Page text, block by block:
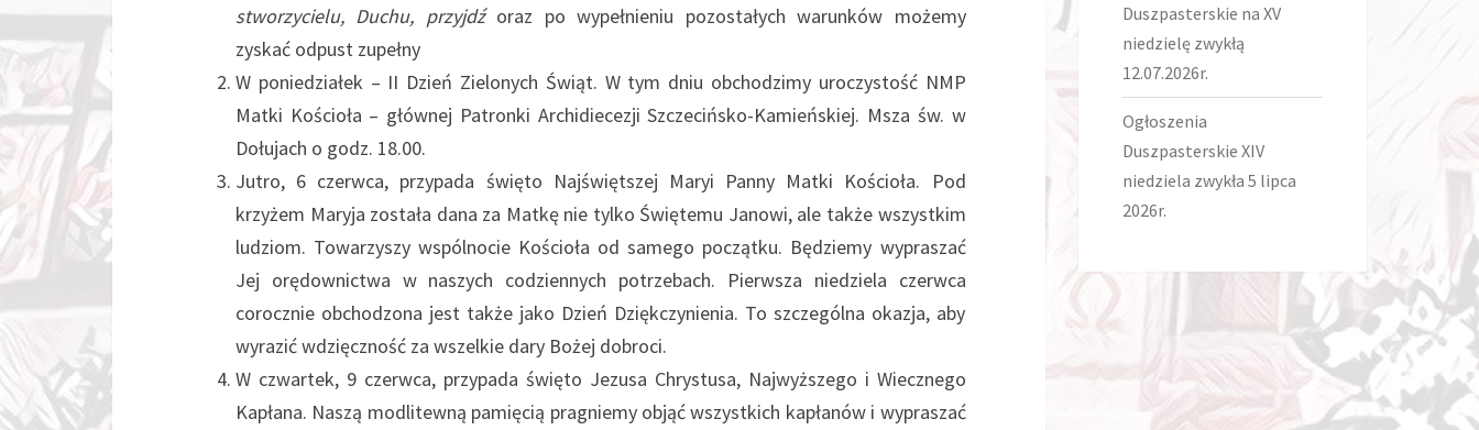
stworzycielu, Duchu, przyjdźoraz po wypełnieniu pozostałych warunków możemy
zyskać odpust zupełny
W poniedziałek – II Dzień Zielonych Świąt. W tym dniu obchodzimy uroczystość NMP
Matki Kościoła – głównej Patronki Archidiecezji Szczecińsko-Kamieńskiej. Msza św. w
Dołujach o godz. 18.00.
Jutro, 6 czerwca, przypada święto Najświętszej Maryi Panny Matki Kościoła. Pod
krzyżem Maryja została dana za Matkę nie tylko Świętemu Janowi, ale także wszystkim
ludziom. Towarzyszy wspólnocie Kościoła od samego początku. Będziemy wypraszać
Jej orędownictwa w naszych codziennych potrzebach. Pierwsza niedziela czerwca
corocznie obchodzona jest także jako Dzień Dziękczynienia. To szczególna okazja, aby
wyrazić wdzięczność za wszelkie dary Bożej dobroci.
W czwartek, 9 czerwca, przypada święto Jezusa Chrystusa, Najwyższego i Wiecznego
Kapłana. Naszą modlitewną pamięcią pragniemy objąć wszystkich kapłanów i wypraszać
Duszpasterskie na XV
niedzielę zwykłą
12.07.2026r.
Ogłoszenia
Duszpasterskie XIV
niedziela zwykła 5 lipca
2026r.